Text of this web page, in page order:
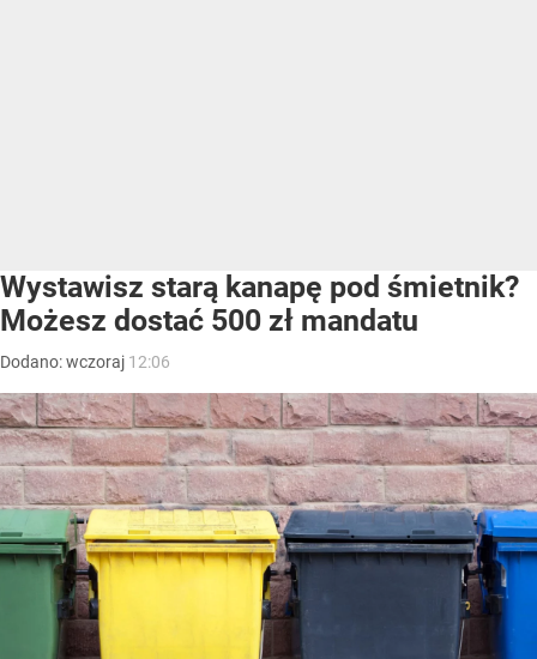
Wystawisz starą kanapę pod śmietnik?
Możesz dostać 500 zł mandatu
Dodano:wczoraj 12:06